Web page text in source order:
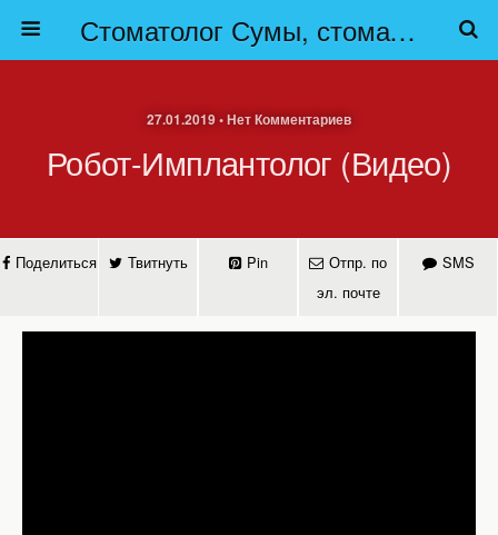
Стоматолог Сумы, стоматологические клиники Сумы, детская стоматология в Сумах. | Частная стоматология Сумы
27.01.2019 • Нет Комментариев
Робот-Имплантолог (видео)
Поделиться Твитнуть Pin
Отпр. по
эл. почте
SMS